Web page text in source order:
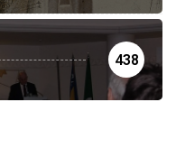
438